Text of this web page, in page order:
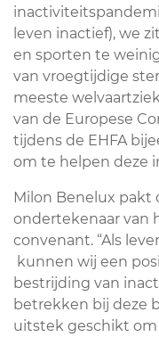
leven inactief), we
en sporten te
van vroegtijdige
meeste
van de Europese
tijdens de EHFA
om te helpen deze
Milon Benelux pakt
ondertekenaar van
convenant. “Als
kunnen wij een
bestrijding van
betrekken bij deze
uitstek geschikt